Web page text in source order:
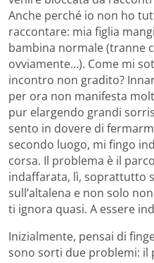
Anche perché io non ho
raccontare: mia figlia
bambina normale (tranne
ovviamente…). Come mi
incontro non gradito?
per ora non manifesta
pur elargendo grandi
sento in dovere di
secondo luogo, mi fingo
corsa. Il problema è il
indaffarata, lì, soprattutto
sull’altalena e non solo
ti ignora quasi. A essere
Inizialmente, pensai di
sono sorti due problemi: il